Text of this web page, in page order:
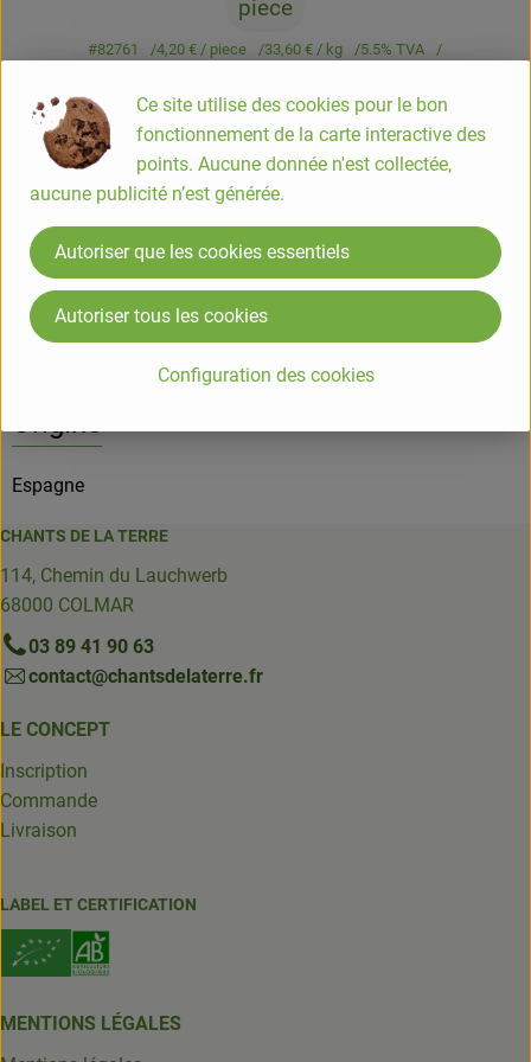
piece
#82761 4,20 €/ piece 33,60 €/ kg
5.5% TVA
Info Origine
Info
Informations sur les produits
Origine
Espagne
CHANTS DE LA TERRE
114, Chemin du Lauchwerb
68000 COLMAR
03 89 41 90 63
contact@chantsdelaterre.fr
LE CONCEPT
Inscription
Commande
Livraison
LABEL ET CERTIFICATION
MENTIONS LÉGALES
Ce site utilise des cookies pour le bon
fonctionnement de la carte interactive des
points. Aucune donnée n'est collectée,
aucune publicité n’est générée.
Configuration des cookies
Autoriser que les cookies essentiels
Autoriser tous les cookies